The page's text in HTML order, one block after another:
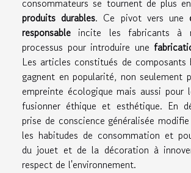
consommateurs se tournent de plus
produits durables. Ce pivot vers une
responsable incite les fabricants à
processus pour introduire une
Les articles constitués de composants
gagnent en popularité, non seulement
empreinte écologique mais aussi pour
fusionner éthique et esthétique. En
prise de conscience généralisée
les habitudes de consommation et
du jouet et de la décoration à
respect de l'environnement.